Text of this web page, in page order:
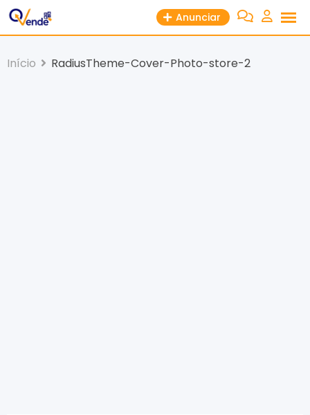
Anunciar
Início RadiusTheme-Cover-Photo-store-2